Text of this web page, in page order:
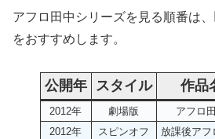
アフロ田中シリーズを見る順番は
をおすすめします。
公開年 スタイル 作品
2012年 劇場版 アフロ
2012年
スピンオフ 放課後アフ